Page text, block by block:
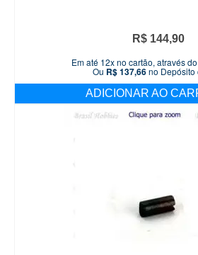
R$ 144,90
Em até 12x no cartão, através
Ou R$137,66no Depósito
ADICIONAR AO